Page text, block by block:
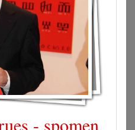
- spomen